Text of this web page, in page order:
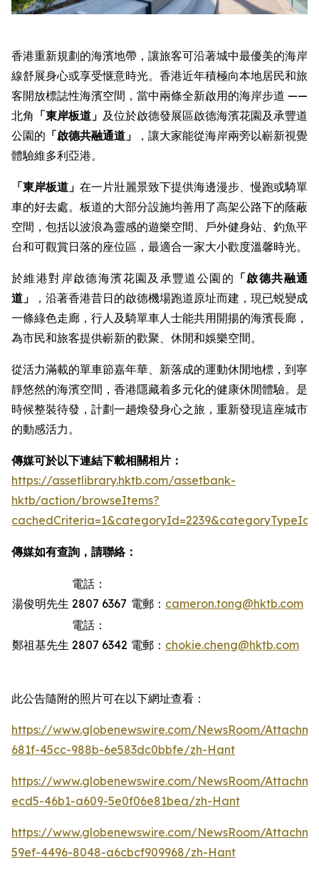
香港重新規劃的海濱地帶，讓旅客可沿著城中最優美的海岸
線舒展身心或享受惬意時光。香港近年積極向本地居民和旅
客開放標誌性海濱空間，當中兩條全新啟用的海岸步道 ——
北角 「東岸板道」 及位於啟德發展區啟德海濱花園及承豐道
公園的 「啟德共融通道 」
，讓大家能從海岸兩旁以嶄新視覺
體驗維多利亞港。
「東岸板道」 在一片壯麗景致下提供海邊漫步、慢跑或騎單
車的好去處。板道的大部分設施均善用了高架公路下的蔭蔽
空間，包括以波浪為靈感的遊樂空間、戶外健身站、釣魚平
台和可觀賞日落的座位區，最適合一家大小歡度溫馨時光。
於維港對岸啟德海濱花園及承豐道公園的 「啟德共融通
道 」
，沿著香港昔日的啟德機場跑道原址而建，現已蜕變成
一條綠色走廊，行人及騎單車人士能共用開揚的海濱長廊，
為市民和旅客提供嶄新的歡聚、休閒和娛樂空間。
從活力滿載的單車節嘉年華、新落成的運動休閒地標，到寧
靜悠然的海濱空間，香港隱藏着多元化的健康休閒體驗。是
時候整裝待發，計劃一趟煥發身心之旅，重新發現這座城市
的動感活力。
傳媒可於以下連結下載相關相片：
https://assetlibrary.hktb.com/assetbank-
hktb/action/browseItems?
傳媒如有查詢，請聯絡：
湯俊明先生
電話：
2807 6367 電郵： cameron.tong@hktb.com
鄭祖基先生
電話：
2807 6342 電郵： chokie.cheng@hktb.com
此公告隨附的照片可在以下網址查看：
https://www.globenewswire.com/NewsRoom/
681f-45cc-988b-6e583dc0bbfe/zh-Hant
https://www.globenewswire.com/NewsRoom/
ecd5-46b1-a609-5e0f06e81bea/zh-Hant
https://www.globenewswire.com/NewsRoom/
59ef-4496-8048-a6cbcf909968/zh-Hant